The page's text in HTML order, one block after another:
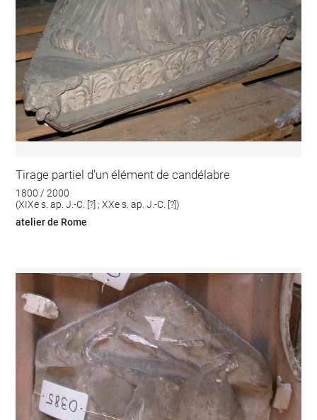
Tirage partiel d’un élément de candélabre
1800 / 2000
(XIXe s. ap. J.-C. [?] ; XXe s. ap. J.-C. [?])
atelier de Rome